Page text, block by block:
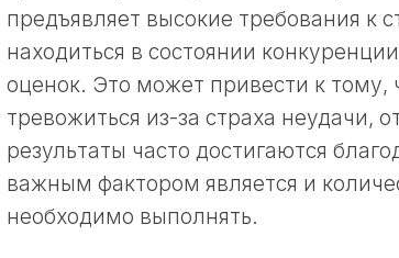
предъявляет высокие требования к
находиться в состоянии
оценок. Это может привести к
тревожиться из-за страха неудачи,
результаты часто достигаются
важным фактором является и
необходимо выполнять.